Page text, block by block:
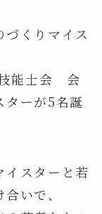
くりマイス
能士会 会
ターが5名誕
イスターと若
いで、